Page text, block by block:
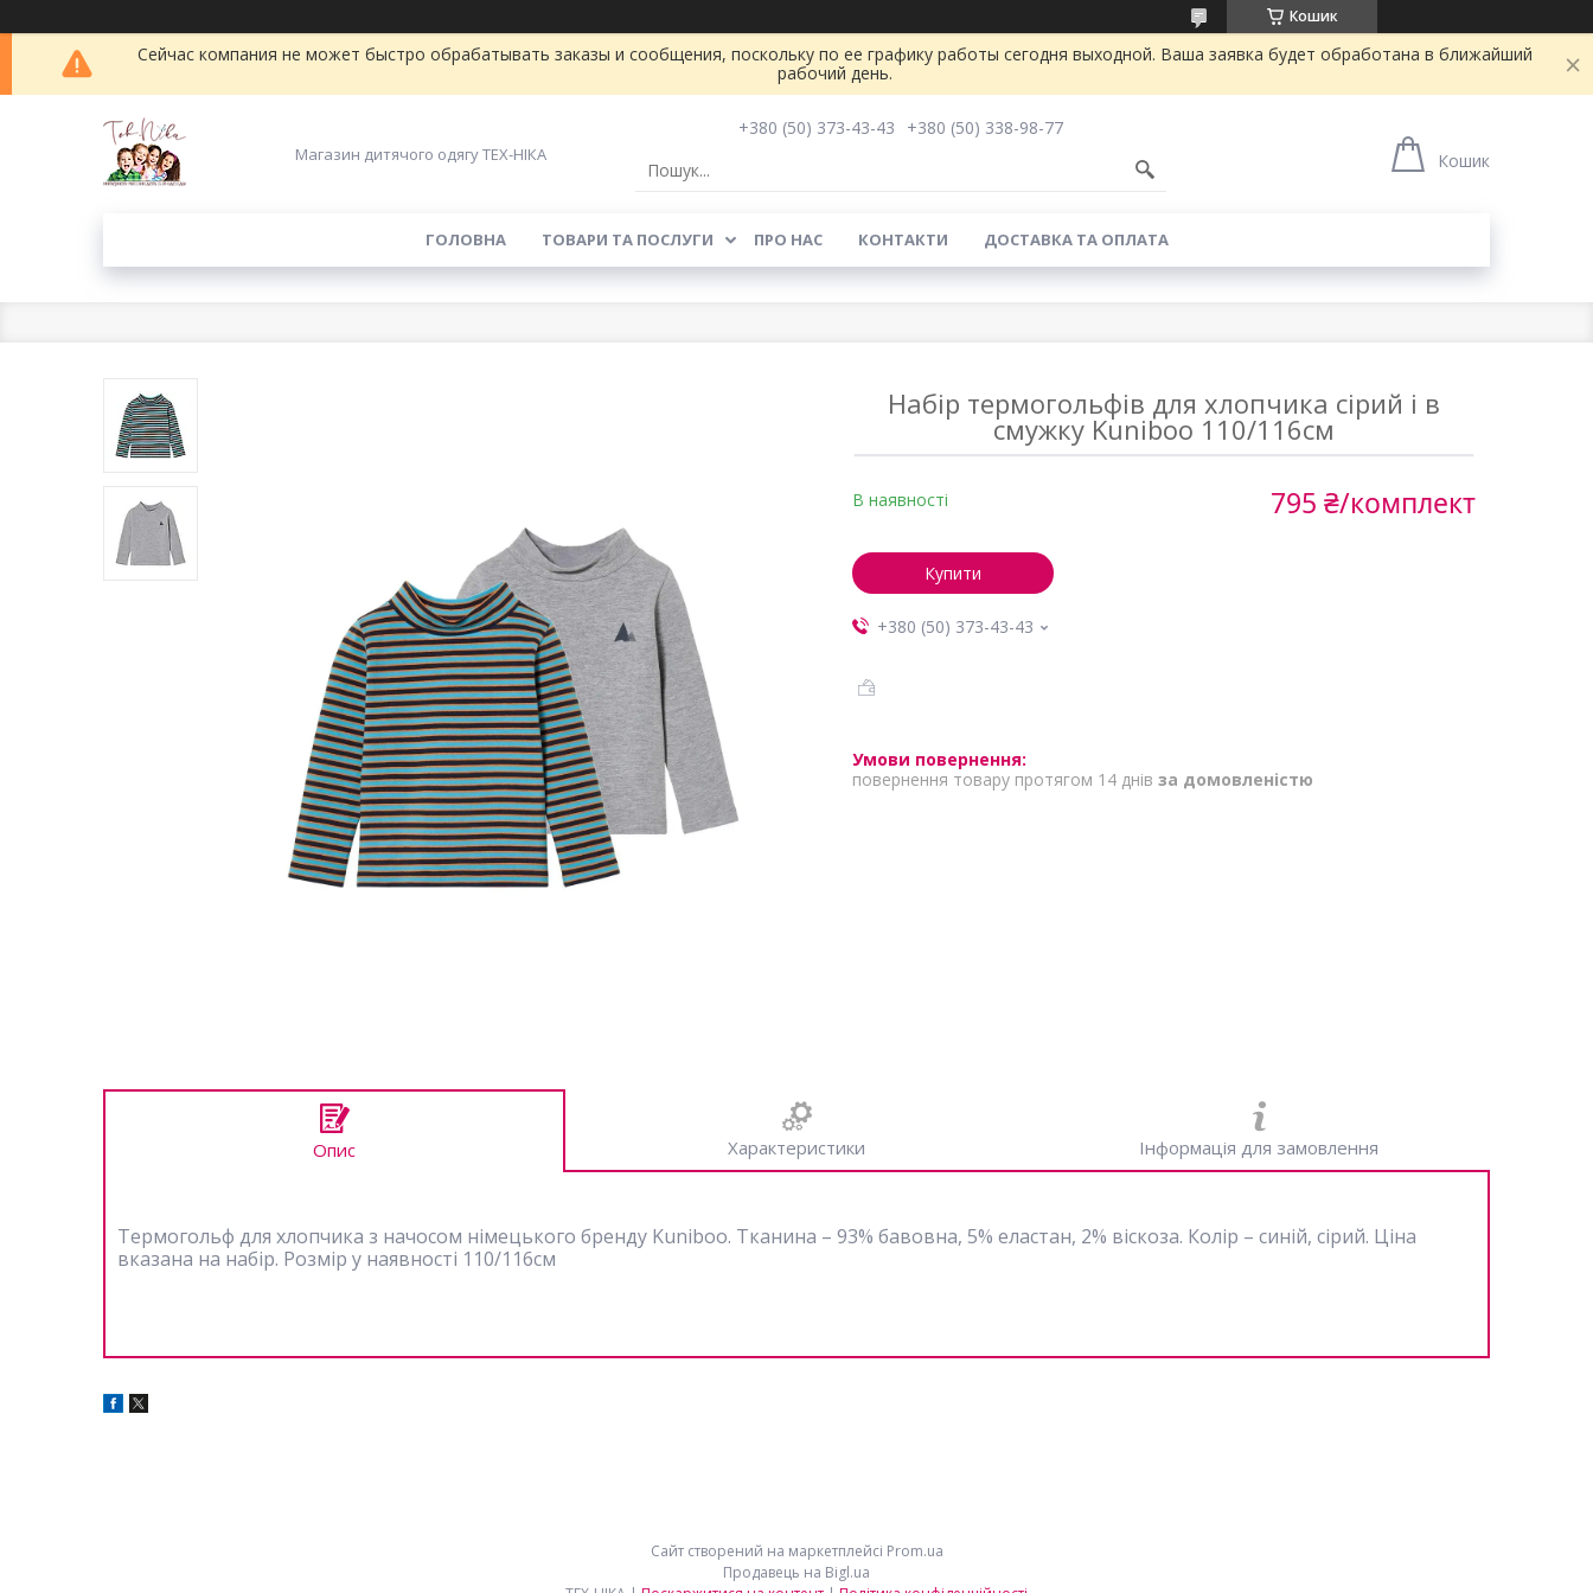
Кошик
Сейчас компания не может быстро обрабатывать заказы и сообщения, поскольку по ее графику работы сегодня выходной. Ваша заявка будет обработана в ближайший
рабочий день.
Магазин дитячого одягу ТЕХ-НІКА
+380 (50) 373-43-43
+380 (50) 338-98-77
Кошик
ГОЛОВНА ТОВАРИ ТА ПОСЛУГИ ПРО НАС КОНТАКТИ ДОСТАВКА ТА ОПЛАТА
Набір термогольфів для хлопчика сірий і в
смужку Kuniboo 110/116см
В наявності 795 ₴/комплект
Купити
+380 (50) 373-43-43
повернення товару протягом 14 днів за домовленістю
Опис Характеристики Інформація для замовлення
Термогольф для хлопчика з начосом німецького бренду Kuniboo. Тканина – 93% бавовна, 5% еластан, 2% віскоза. Колір – синій, сірий. Ціна
вказана на набір. Розмір у наявності 110/116см
Сайт створений на маркетплейсі Prom.ua
Продавець на Bigl.ua